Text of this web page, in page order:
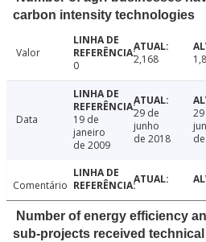
carbon intensity technologies
Valor
0
2,168
Data
19 de
janeiro
de 2009
29 de
junho
de 2018
Comentário
Number of energy efficiency
sub-projects received